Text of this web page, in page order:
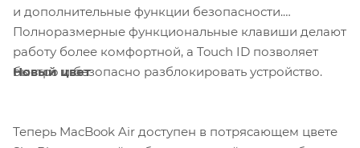
и дополнительные функции безопасности.
Полноразмерные функциональные клавиши делают
работу более комфортной, а Touch ID позволяет
быстро и безопасно разблокировать устройство.
Новый цвет
Теперь MacBook Air доступен в потрясающем цвете